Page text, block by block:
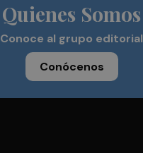
Quienes Somos
Conoce al grupo editorial
Conócenos